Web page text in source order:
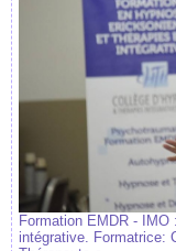
Formation EMDR -
intégrative. Formatrice: